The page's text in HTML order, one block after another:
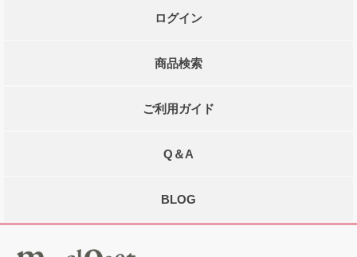
ログイン
商品検索
ご利用ガイド
Q＆A
BLOG